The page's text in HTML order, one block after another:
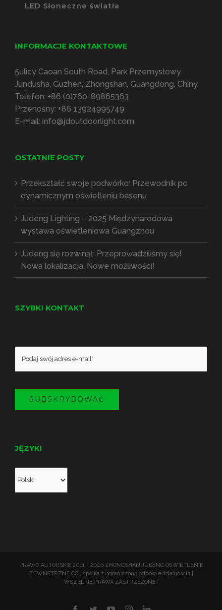
LED Słoneczne światła
INFORMACJE KONTAKTOWE
5ulicy Caoan South Road, Park Przemysłowy
Jundusha, Guzhen, Zhongshan, Guangdong, Chiny.
Telefon: +86 (0)760-89865363
Przenośny: +86 13924995749
E-mail: info@jdoutdoorlight.com
OSTATNIE POSTY
Przekształć swoje podwórko: Przewodnik po
dynamicznym oświetleniu basenu
Judeng Lighting – 2025 Międzynarodowa
wystawa oświetleniowa Guangzhou
Judeng się rozwinął: Przeprowadziliśmy się!
Nowa lokalizacja, Nowe możliwości!
SZYBKI KONTAKT
SUBSKRYBOWAĆ
JĘZYKI
PRAWO AUTORSKIE 2011 - 2026 ZHONGSHAN JUDENG OŚWIETLENIE
ZEWNĘTRZNE CO., spółka z ograniczoną odpowiedzialnością |
WSZELKIE PRAWA ZASTRZEŻONE |